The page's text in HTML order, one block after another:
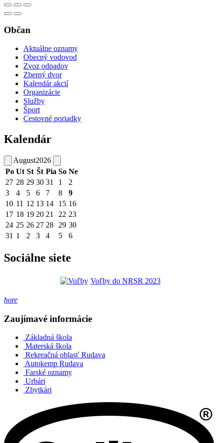
Občan
Aktuálne oznamy
Obecný vodovod
Zvoz odpadov
Zberný dvor
Kalendár akcií
Organizácie
Služby
Šport
Cestovné poriadky
Kalendár
August2026
Po Ut St Št Pia So Ne
27 28 29 30 31 1
2
3
4 5 6 7 8
9
10 11 12 13 14 15 16
17 18 19 20 21 22 23
24 25 26 27 28 29 30
31 1 2 3 4 5 6
Sociálne siete
Voľby do NRSR 2023
hore
Zaujímavé informácie
Základná škola
Materská škola
Rekreačná oblasť Rudava
Autokemp Rudava
Farské oznamy
Urbári
Zbytkári